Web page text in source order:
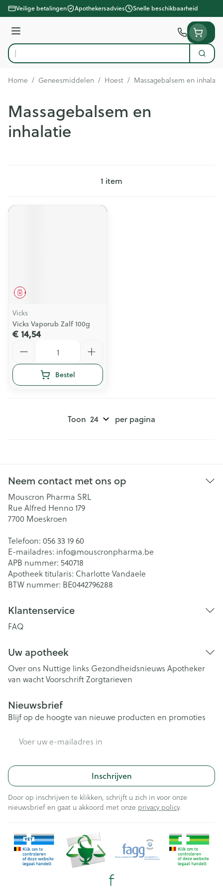
Ga naar de inhoud
Veilige betalingen Apothekersadvies Snelle beschikbaarheid
Menu
Product, merk, categorie...
Zoek
Home / Geneesmiddelen / Hoest / Massagebalsem en
Massagebalsem en
inhalatie
1 item
Geneesmiddel
Vicks
Vicks Vaporub Zalf 100g
€ 14,54
Bestel
Toon per pagina
Neem contact met ons op
Mouscron Pharma SRL
Rue Alfred Henno 179
7700 Moeskroen
Telefoon: 056 33 19 60
E-mailadres: info@mouscronpharma.be
APB nummer: 540718
Apotheek titularis: Charlotte Vandaele
BTW nummer: BE0442796288
Klantenservice
FAQ
Uw apotheek
Over ons Nuttige links Gezondheidsnieuws Apotheker
van wachtVoorschriftZorgtarieven
Nieuwsbrief
Blijf op de hoogte van nieuwe producten en promoties
Inschrijven
Door op inschrijven te klikken, schrijft u zich in voor onze
nieuwsbrief en gaat u akkoord met onze privacy policy.